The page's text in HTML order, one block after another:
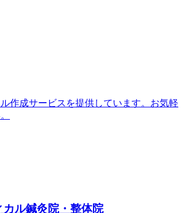
作成サービスを提供しています。お気軽
ル鍼灸院・整体院